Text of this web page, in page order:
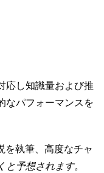
応し知識量および推
なパフォーマンスを
を執筆、高度なチャ
予想されます。